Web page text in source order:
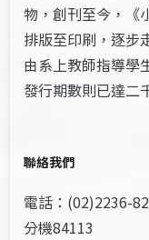
物，創刊至今，《
排版至印刷，逐步
由系上教師指導學
發行期數則已達二
聯絡我們
電話：(02)2236-
分機84113